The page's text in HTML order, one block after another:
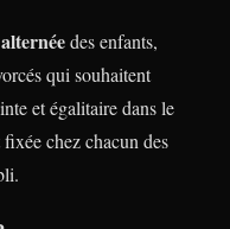
des enfants,
qui souhaitent
et égalitaire dans le
chez chacun des